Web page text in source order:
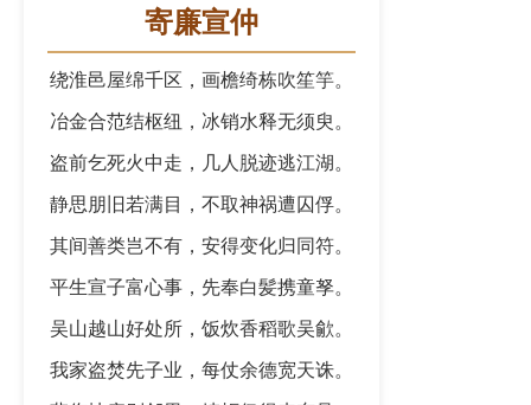
寄廉宣仲
绕淮邑屋绵千区，画檐绮栋吹笙竽。
冶金合范结枢纽，冰销水释无须臾。
盗前乞死火中走，几人脱迹逃江湖。
静思朋旧若满目，不取神祸遭囚俘。
其间善类岂不有，安得变化归同符。
平生宣子富心事，先奉白髪携童孥。
吴山越山好处所，饭炊香稻歌吴歈。
我家盗焚先子业，每仗余德宽天诛。